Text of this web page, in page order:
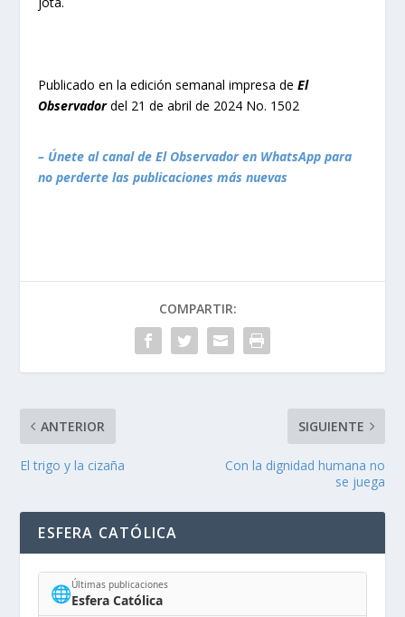
Publicado en la edición semanal impresa deEl
Observadordel 21 de abril de 2024 No. 1502
– Únete al canal de El Observador en WhatsApp para
no perderte las publicaciones más nuevas
COMPARTIR:
ANTERIOR
El trigo y la cizaña
SIGUIENTE
Con la dignidad humana no
se juega
ESFERA CATÓLICA
🌐Últimas publicaciones
Esfera Católica